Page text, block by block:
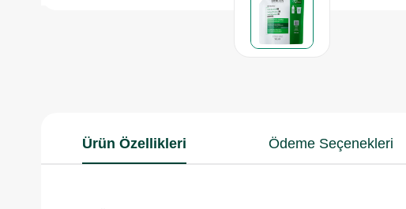
Ürün Özellikleri Ödeme Seçenekleri